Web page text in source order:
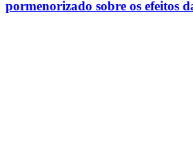
pormenorizado sobre os efeitos